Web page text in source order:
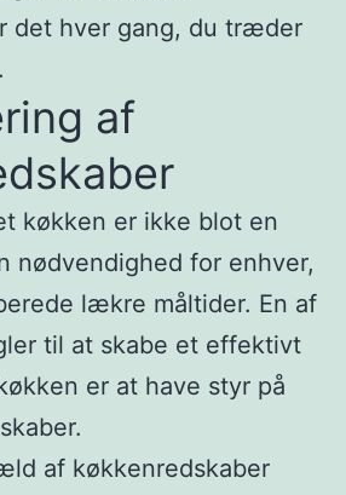
det hver gang, du træder
af
køkken er ikke blot en
nødvendighed for enhver,
lækre måltider. En af
til at skabe et effektivt
er at have styr på
af køkkenredskaber